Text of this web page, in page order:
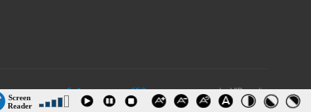
Сайт создали и SEO оптимизировалиby VIDmedia